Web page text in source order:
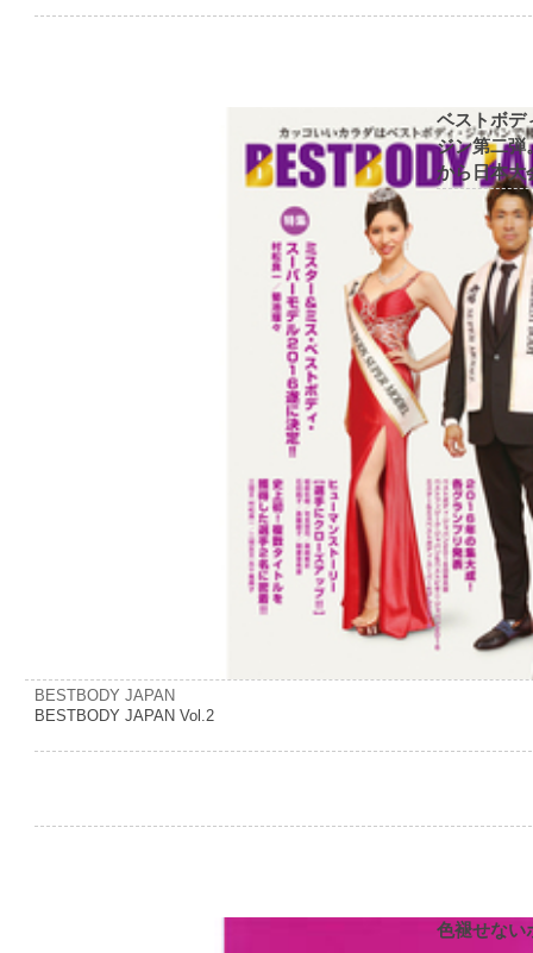
ベストボデ
ジン第二弾
から日本大
BESTBODY JAPAN
BESTBODY JAPAN Vol.2
色褪せない